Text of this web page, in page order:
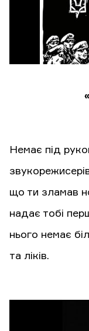
Немає під
що ти зламав
надає тобі
нього немає
та ліків.